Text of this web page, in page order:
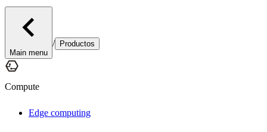
Main menu
/ Productos
Compute
Edge computing